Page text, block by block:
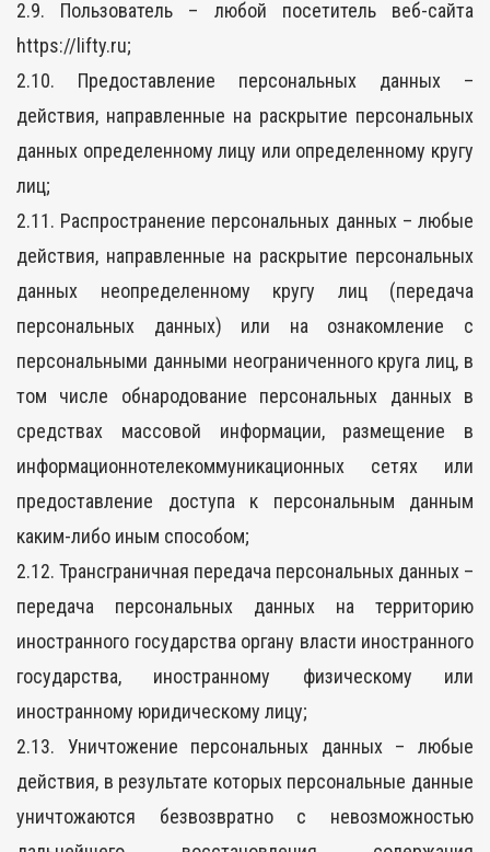
2.9. Пользователь – любой посетитель веб-сайта
https://lifty.ru;
2.10. Предоставление персональных данных –
действия, направленные на раскрытие персональных
данных определенному лицу или определенному кругу
лиц;
2.11. Распространение персональных данных – любые
действия, направленные на раскрытие персональных
данных неопределенному кругу лиц (передача
персональных данных) или на ознакомление с
персональными данными неограниченного круга лиц, в
том числе обнародование персональных данных в
средствах массовой информации, размещение в
информационнотелекоммуникационных сетях или
предоставление доступа к персональным данным
каким-либо иным способом;
2.12. Трансграничная передача персональных данных –
передача персональных данных на территорию
иностранного государства органу власти иностранного
государства, иностранному физическому или
иностранному юридическому лицу;
2.13. Уничтожение персональных данных – любые
действия, в результате которых персональные данные
уничтожаются безвозвратно с невозможностью